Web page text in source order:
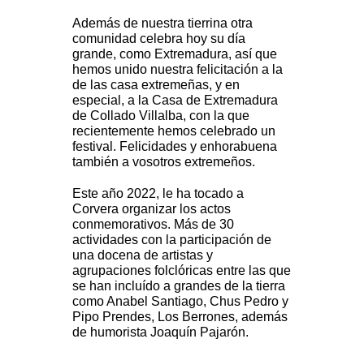
Además de nuestra tierrina otra
comunidad celebra hoy su día
grande, como Extremadura, así que
hemos unido nuestra felicitación a la
de las casa extremeñas, y en
especial, a la Casa de Extremadura
de Collado Villalba, con la que
recientemente hemos celebrado un
festival. Felicidades y enhorabuena
también a vosotros extremeños.
Este año 2022, le ha tocado a
Corvera organizar los actos
conmemorativos. Más de 30
actividades con la participación de
una docena de artistas y
agrupaciones folclóricas entre las que
se han incluído a grandes de la tierra
como Anabel Santiago, Chus Pedro y
Pipo Prendes, Los Berrones, además
de humorista Joaquín Pajarón.